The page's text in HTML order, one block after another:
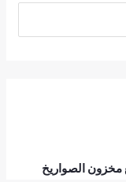
مخزون الصواريخ